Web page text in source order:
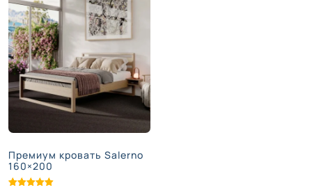
Премиум кровать Salerno
160×200